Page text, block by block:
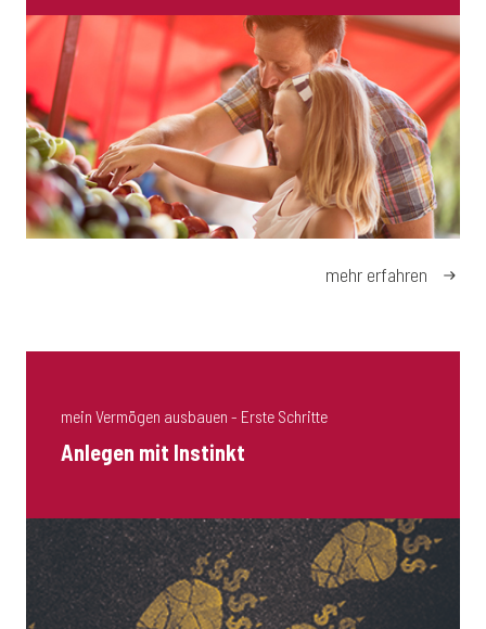
mehr erfahren
mein Vermögen ausbauen - Erste Schritte
Anlegen mit Instinkt